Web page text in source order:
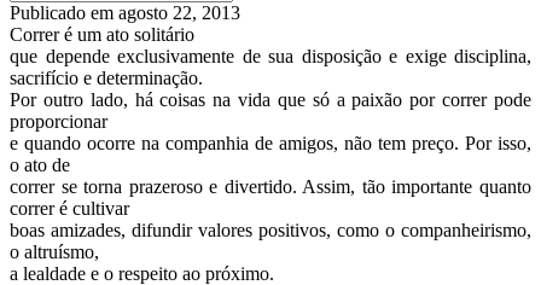
Publicado em agosto 22, 2013
Correr é um ato solitário
que depende exclusivamente de sua disposição e exige disciplina,
sacrifício e determinação.
Por outro lado, há coisas na vida que só a paixão por correr pode
proporcionar
e quando ocorre na companhia de amigos, não tem preço. Por isso,
o ato de
correr se torna prazeroso e divertido. Assim, tão importante quanto
correr é cultivar
boas amizades, difundir valores positivos, como o companheirismo,
o altruísmo,
a lealdade e o respeito ao próximo.